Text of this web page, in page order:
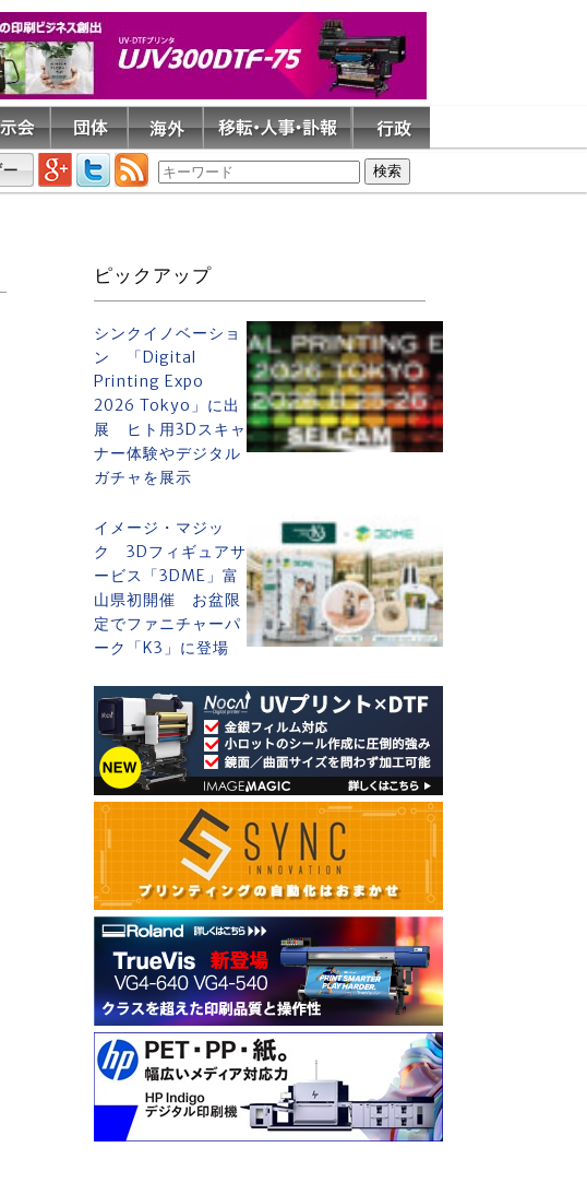
ピックアップ
シンクイノベーショ
ン 「Digital
Printing Expo
2026 Tokyo」に出
展 ヒト用3Dスキャ
ナー体験やデジタル
ガチャを展示
イメージ・マジッ
ク 3Dフィギュアサ
ービス「3DME」富
山県初開催 お盆限
定でファニチャーパ
ーク「K3」に登場